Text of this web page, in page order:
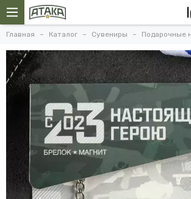
Главная Каталог Сувениры Подарочные